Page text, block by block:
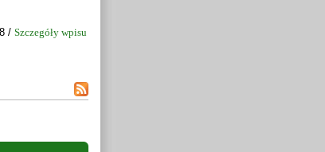
/ Szczegóły wpisu